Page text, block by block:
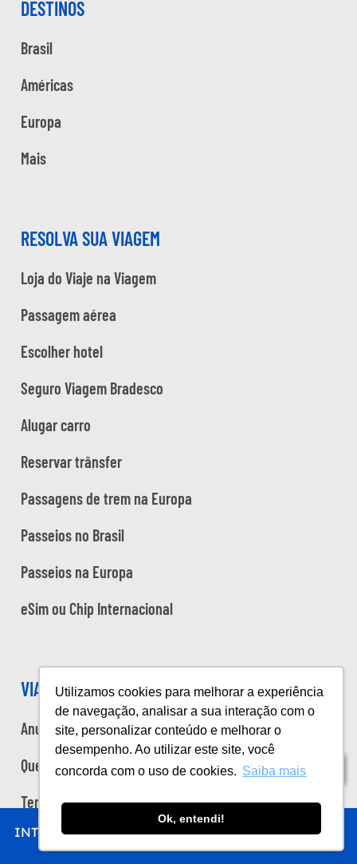
Utilizamos cookies para melhorar a experiência
de navegação, analisar a sua interação com o
site, personalizar conteúdo e melhorar o
desempenho. Ao utilizar este site, você
concorda com o uso de cookies. Saiba mais
Ok, entendi!
INTRO CHEGAR FICAR COMER FAZER
Índice
DESTINOS
Brasil
Américas
Europa
Mais
RESOLVA SUA VIAGEM
Loja do Viaje na Viagem
Passagem aérea
Escolher hotel
Seguro Viagem Bradesco
Alugar carro
Reservar trânsfer
Passagens de trem na Europa
Passeios no Brasil
Passeios na Europa
eSim ou Chip Internacional
VIAJE NA VIAGEM
Anuncie
Quem somos
Termos de uso
Política de privacidade